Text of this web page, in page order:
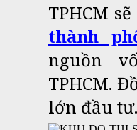
TPHCM sẽ
thành
nguồn
TPHCM.
lớn đầu tư.